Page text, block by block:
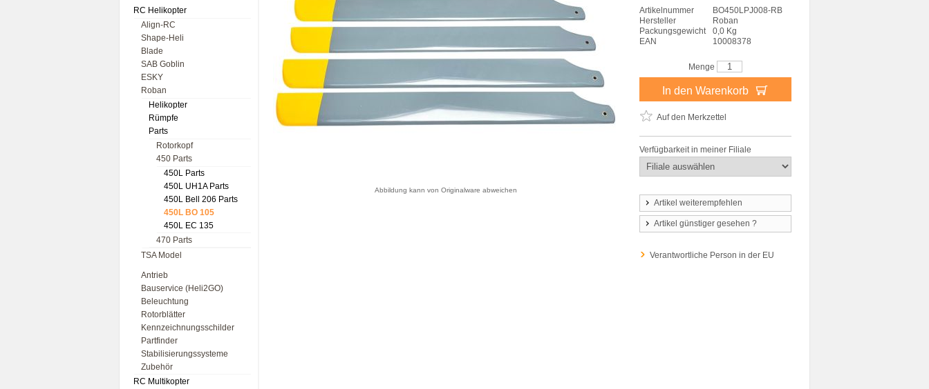
RC Helikopter
Align-RC
Shape-Heli
Blade
SAB Goblin
ESKY
Roban
Helikopter
Rümpfe
Parts
Rotorkopf
450 Parts
450L Parts
450L UH1A Parts
450L Bell 206 Parts
450L BO 105
450L EC 135
470 Parts
TSA Model
Antrieb
Bauservice (Heli2GO)
Beleuchtung
Rotorblätter
Kennzeichnungsschilder
Partfinder
Stabilisierungssysteme
Zubehör
RC Multikopter
Abbildung kann von Originalware abweichen
Artikelnummer
BO450LPJ008-RB
Hersteller
Roban
Packungsgewicht
0,0 Kg
EAN
10008378
Menge
In den Warenkorb
Auf den Merkzettel
Verfügbarkeit in meiner Filiale
Artikel weiterempfehlen
Artikel günstiger gesehen ?
Verantwortliche Person in der EU